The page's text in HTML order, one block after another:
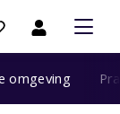
omgeving